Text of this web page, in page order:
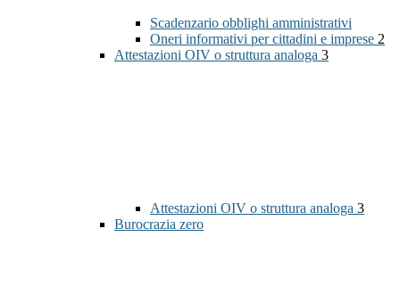
Scadenzario obblighi amministrativi
Oneri informativi per cittadini e imprese 2
Attestazioni OIV o struttura analoga 3
Attestazioni OIV o struttura analoga 3
Burocrazia zero